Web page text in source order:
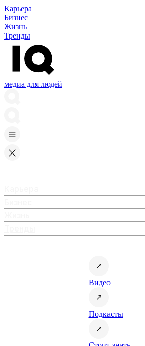
Карьера
Бизнес
Жизнь
Тренды
медиа для людей
Видео
Подкасты